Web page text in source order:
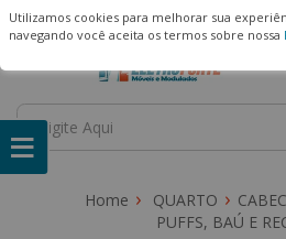
Utilizamos cookies para melhorar sua
navegando você aceita os termos sobre nossa
(22) 99909-3407
QUARTO
PUFFS, BAÚ E